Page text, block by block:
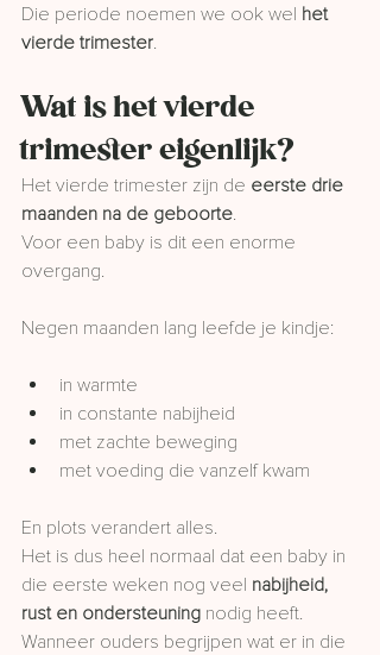
Die periode noemen we ook wel het
vierde trimester.
Wat is het vierde
trimester eigenlijk?
Het vierde trimester zijn de eerste drie
maanden na de geboorte.
Voor een baby is dit een enorme
overgang.
Negen maanden lang leefde je kindje:
in warmte
in constante nabijheid
met zachte beweging
met voeding die vanzelf kwam
En plots verandert alles.
Het is dus heel normaal dat een baby in
die eerste weken nog veel nabijheid,
rust en ondersteuning nodig heeft.
Wanneer ouders begrijpen wat er in die